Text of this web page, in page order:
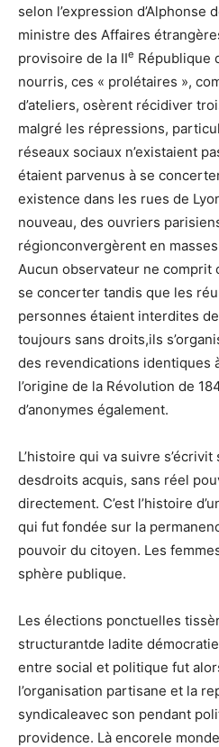
selon l’expression d’Alphonse
ministre des Affaires
provisoire de la IIe République
nourris, ces « prolétaires »,
d’ateliers, osèrent récidiver
malgré les répressions,
réseaux sociaux n’existaient
étaient parvenus à se
existence dans les rues de
nouveau, des ouvriers
régionconvergèrent en
Aucun observateur ne comprit
se concerter tandis que les
personnes étaient interdites
toujours sans droits,ils
des revendications identiques
l’origine de la Révolution de
d’anonymes également.
L’histoire qui va suivre
desdroits acquis, sans réel
directement. C’est l’histoire
qui fut fondée sur la
pouvoir du citoyen. Les
sphère publique.
Les élections ponctuelles
structurantde ladite
entre social et politique fut
l’organisation partisane et la
syndicaleavec son pendant
providence. Là encorele